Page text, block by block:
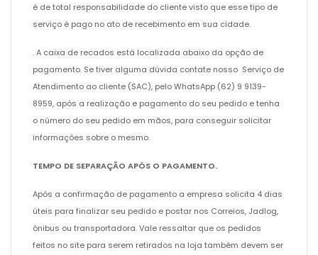
é de total responsabilidade do cliente visto que esse tipo de
serviço é pago no ato de recebimento em sua cidade.
. A caixa de recados está localizada abaixo da opção de
pagamento. Se tiver alguma dúvida contate nosso Serviço de
Atendimento ao cliente (SAC), pelo WhatsApp (62) 9 9139-
8959, após a realização e pagamento do seu pedido e tenha
o número do seu pedido em mãos, para conseguir solicitar
informações sobre o mesmo.
TEMPO DE SEPARAÇÃO APÓS O PAGAMENTO.
Após a confirmação de pagamento a empresa solicita 4 dias
úteis para finalizar seu pedido e postar nos Correios, Jadlog,
ônibus ou transportadora. Vale ressaltar que os pedidos
feitos no site para serem retirados na loja também devem ser